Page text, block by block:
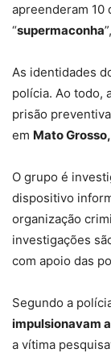
apreenderam 10
“supermaconha
As identidades
polícia. Ao todo,
prisão
em Mato
O grupo é
dispositivo
organização
investigações
com apoio das
Segundo a
impulsionavam
a vítima